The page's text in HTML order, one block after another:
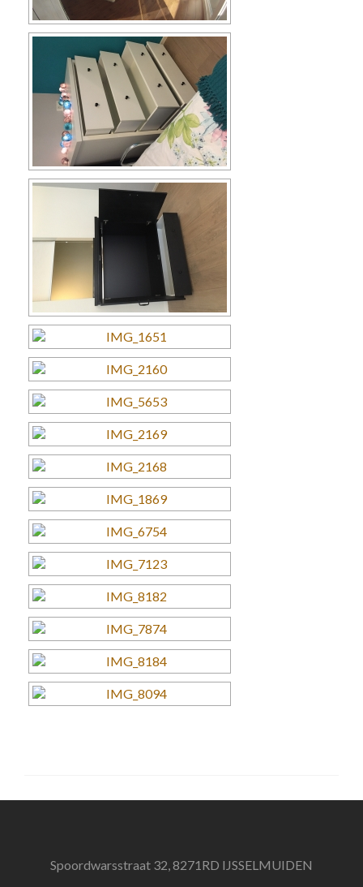
Spoordwarsstraat 32, 8271RD IJSSELMUIDEN